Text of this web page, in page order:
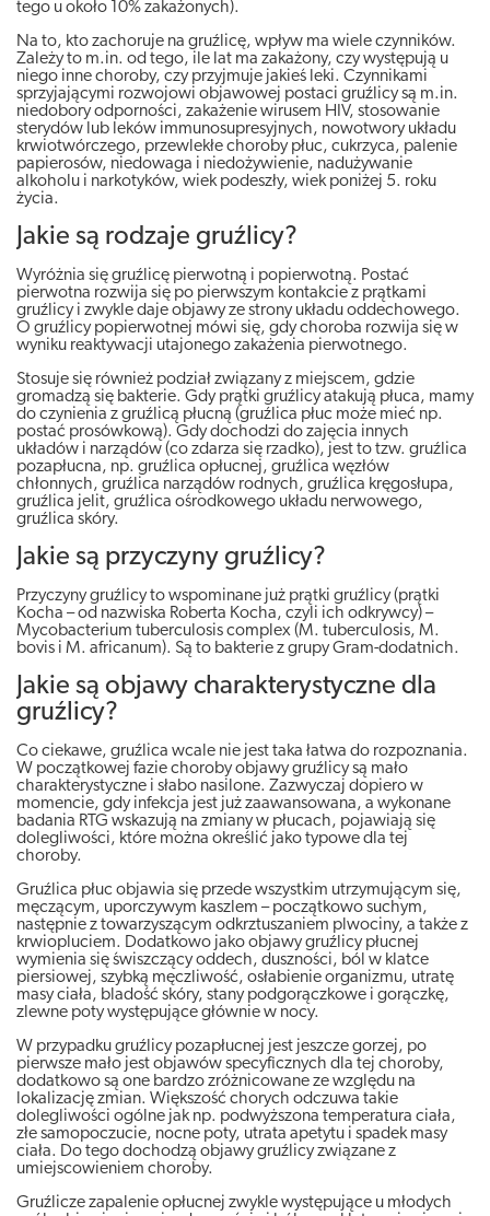
tego u około 10% zakażonych).
Na to, kto zachoruje na gruźlicę, wpływ ma wiele czynników.
Zależy to m.in. od tego, ile lat ma zakażony, czy występują u
niego inne choroby, czy przyjmuje jakieś leki. Czynnikami
sprzyjającymi rozwojowi objawowej postaci gruźlicy są m.in.
niedobory odporności, zakażenie wirusem HIV, stosowanie
sterydów lub leków immunosupresyjnych, nowotwory układu
krwiotwórczego, przewlekłe choroby płuc, cukrzyca, palenie
papierosów, niedowaga i niedożywienie, nadużywanie
alkoholu i narkotyków, wiek podeszły, wiek poniżej 5. roku
życia.
Jakie są rodzaje gruźlicy?
Wyróżnia się gruźlicę pierwotną i popierwotną. Postać
pierwotna rozwija się po pierwszym kontakcie z prątkami
gruźlicy i zwykle daje objawy ze strony układu oddechowego.
O gruźlicy popierwotnej mówi się, gdy choroba rozwija się w
wyniku reaktywacji utajonego zakażenia pierwotnego.
Stosuje się również podział związany z miejscem, gdzie
gromadzą się bakterie. Gdy prątki gruźlicy atakują płuca, mamy
do czynienia z gruźlicą płucną (gruźlica płuc może mieć np.
postać prosówkową). Gdy dochodzi do zajęcia innych
układów i narządów (co zdarza się rzadko), jest to tzw. gruźlica
pozapłucna, np. gruźlica opłucnej, gruźlica węzłów
chłonnych, gruźlica narządów rodnych, gruźlica kręgosłupa,
gruźlica jelit, gruźlica ośrodkowego układu nerwowego,
gruźlica skóry.
Jakie są przyczyny gruźlicy?
Przyczyny gruźlicy to wspominane już prątki gruźlicy (prątki
Kocha – od nazwiska Roberta Kocha, czyli ich odkrywcy) –
Mycobacterium tuberculosis complex (M. tuberculosis, M.
bovis i M. africanum). Są to bakterie z grupy Gram-dodatnich.
Jakie są objawy charakterystyczne dla
gruźlicy?
Co ciekawe, gruźlica wcale nie jest taka łatwa do rozpoznania.
W początkowej fazie choroby objawy gruźlicy są mało
charakterystyczne i słabo nasilone. Zazwyczaj dopiero w
momencie, gdy infekcja jest już zaawansowana, a wykonane
badania RTG wskazują na zmiany w płucach, pojawiają się
dolegliwości, które można określić jako typowe dla tej
choroby.
Gruźlica płuc objawia się przede wszystkim utrzymującym się,
męczącym, uporczywym kaszlem – początkowo suchym,
następnie z towarzyszącym odkrztuszaniem plwociny, a także z
krwiopluciem. Dodatkowo jako objawy gruźlicy płucnej
wymienia się świszczący oddech, duszności, ból w klatce
piersiowej, szybką męczliwość, osłabienie organizmu, utratę
masy ciała, bladość skóry, stany podgorączkowe i gorączkę,
zlewne poty występujące głównie w nocy.
W przypadku gruźlicy pozapłucnej jest jeszcze gorzej, po
pierwsze mało jest objawów specyficznych dla tej choroby,
dodatkowo są one bardzo zróżnicowane ze względu na
lokalizację zmian. Większość chorych odczuwa takie
dolegliwości ogólne jak np. podwyższona temperatura ciała,
złe samopoczucie, nocne poty, utrata apetytu i spadek masy
ciała. Do tego dochodzą objawy gruźlicy związane z
umiejscowieniem choroby.
Gruźlicze zapalenie opłucnej zwykle występujące u młodych